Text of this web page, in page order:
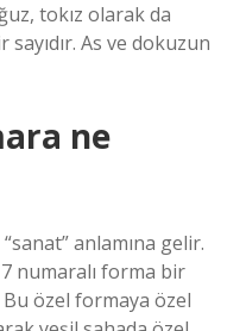
tokız olarak da
As ve dokuzun
ne
anlamına gelir.
7 numaralı forma bir
Bu özel formaya özel